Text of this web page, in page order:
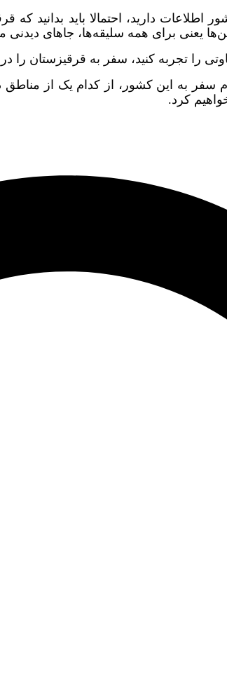
اطلاعات دارید، احتمالا باید
یعنی برای همه سلیقه‌ها، جاهای دیدنی
را تجربه کنید، سفر به قرقیزستان را در
سفر به این کشور، از کدام یک از
کرد.